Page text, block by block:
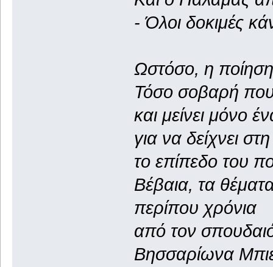
- Όλοι δοκιμές
Ωστόσο, η
Τόσο σοβαρή που
και μείνει μόνο
για να δείχνει
το επίπεδο του
Βέβαια, τα
περίπου χρόνια
από τον
Βησσαρίωνα